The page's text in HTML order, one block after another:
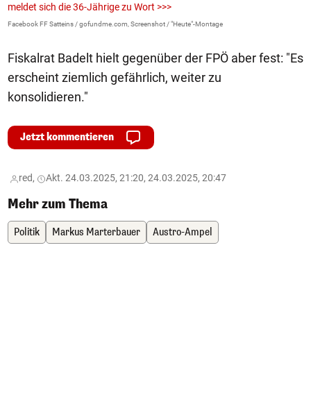
meldet sich die 36-Jährige zu Wort >>>
Facebook FF Satteins / gofundme.com, Screenshot / "Heute"-Montage
Fiskalrat Badelt hielt gegenüber der FPÖ aber fest: "Es
erscheint ziemlich gefährlich, weiter zu
konsolidieren."
Jetzt kommentieren
red, Akt. 24.03.2025, 21:20, 24.03.2025, 20:47
Mehr zum Thema
Politik Markus Marterbauer Austro-Ampel